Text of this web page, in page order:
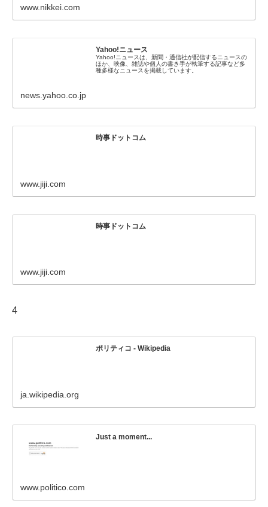
www.nikkei.com
Yahoo!ニュース
Yahoo!ニュースは、新聞・通信社が配信するニュースの
ほか、映像、雑誌や個人の書き手が執筆する記事など多
種多様なニュースを掲載しています。
news.yahoo.co.jp
時事ドットコム
www.jiji.com
時事ドットコム
www.jiji.com
4
ポリティコ - Wikipedia
ja.wikipedia.org
Just a moment...
www.politico.com